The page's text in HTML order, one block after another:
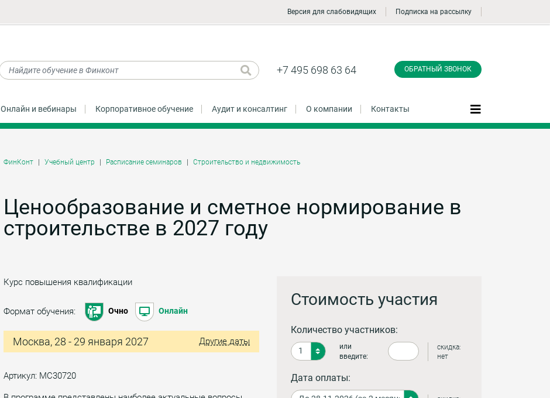
Версия для слабовидящих Подписка на рассылку
+7 495 698 63 64 ОБРАТНЫЙ ЗВОНОК
Онлайн и вебинары Корпоративное обучение Аудит и консалтинг О компании Контакты
ФинКонт Учебный центр Расписание семинаров Строительство и недвижимость
Ценообразование и сметное нормирование в
строительстве в 2027 году
Курс повышения квалификации
Формат обучения: Очно Онлайн
Москва, 28 - 29 января 2027 Другие даты
Артикул: МС30720
Стоимость участия
Количество участников:
или
введите:
скидка:
нет
Дата оплаты:
звонок